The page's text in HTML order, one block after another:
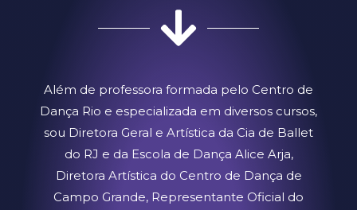
Além de professora formada pelo Centro de
Dança Rio e especializada em diversos cursos,
sou Diretora Geral e Artística da Cia de Ballet
do RJ e da Escola de Dança Alice Arja,
Diretora Artística do Centro de Dança de
Campo Grande, Representante Oficial do